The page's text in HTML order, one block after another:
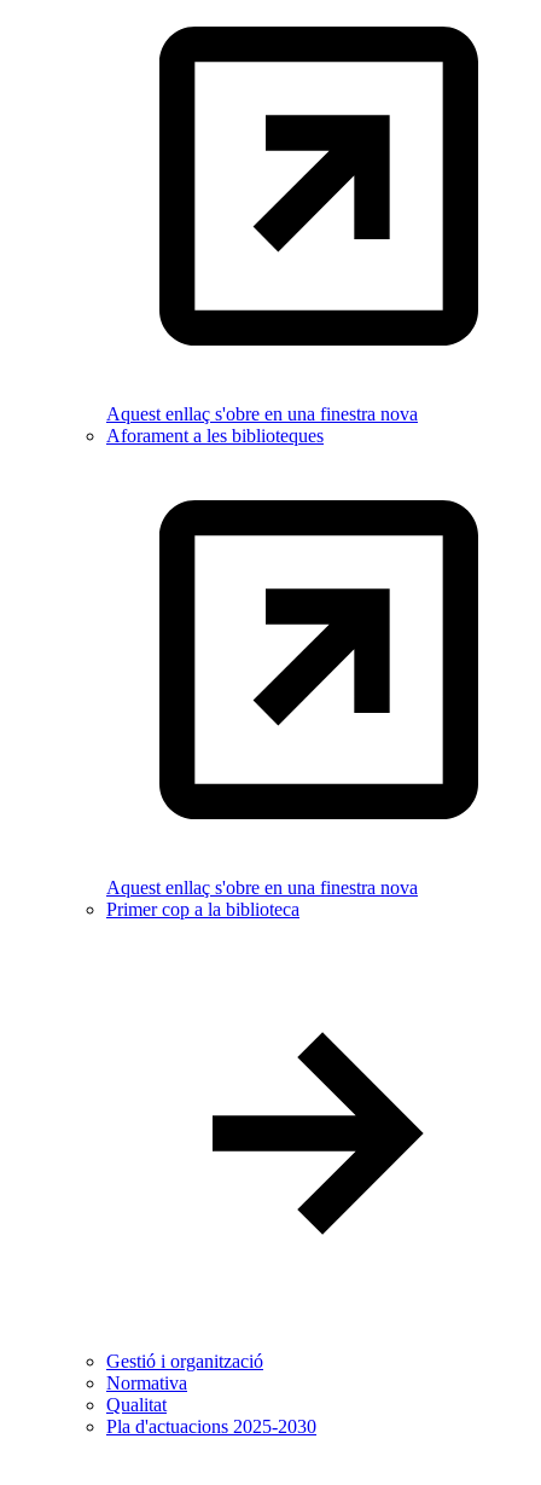
Aquest enllaç s'obre en una finestra nova
Aforament a les biblioteques
Aquest enllaç s'obre en una finestra nova
Primer cop a la biblioteca
Gestió i organització
Normativa
Qualitat
Pla d'actuacions 2025-2030